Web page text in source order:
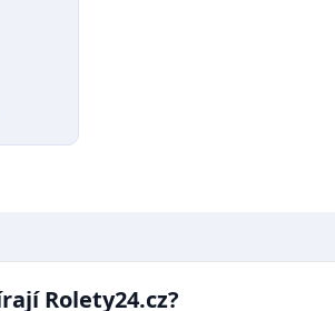
Rolety24.cz?